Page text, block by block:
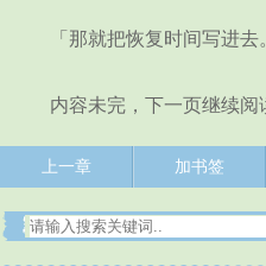
「那就把恢复时间写进去
内容未完，下一页继续阅
上一章 加书签